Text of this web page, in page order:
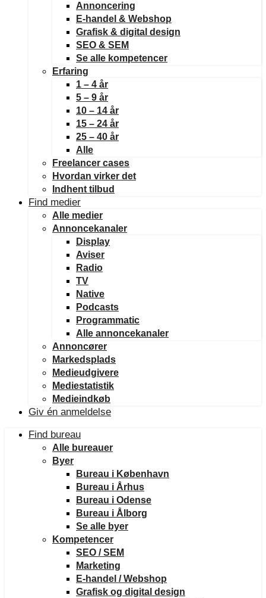
Annoncering
E-handel & Webshop
Grafisk & digital design
SEO & SEM
Se alle kompetencer
Erfaring
1 – 4 år
5 – 9 år
10 – 14 år
15 – 24 år
25 – 40 år
Alle
Freelancer cases
Hvordan virker det
Indhent tilbud
Find medier
Alle medier
Annoncekanaler
Display
Aviser
Radio
TV
Native
Podcasts
Programmatic
Alle annoncekanaler
Annoncører
Markedsplads
Medieudgivere
Mediestatistik
Medieindkøb
Giv én anmeldelse
Find bureau
Alle bureauer
Byer
Bureau i København
Bureau i Århus
Bureau i Odense
Bureau i Ålborg
Se alle byer
Kompetencer
SEO / SEM
Marketing
E-handel / Webshop
Grafisk og digital design